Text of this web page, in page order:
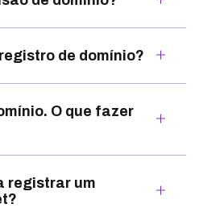
de domínio?
O que fazer
registrar um